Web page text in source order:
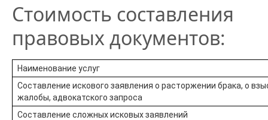
Стоимость составления
правовых документов:
Наименование услуг
Составление искового заявления о расторжении брака, о
жалобы, адвокатского запроса
Составление сложных исковых заявлений